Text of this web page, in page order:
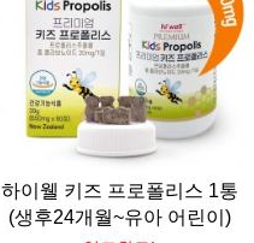
하이웰 키즈 프로폴리스 1통
(생후24개월~유아 어린이)